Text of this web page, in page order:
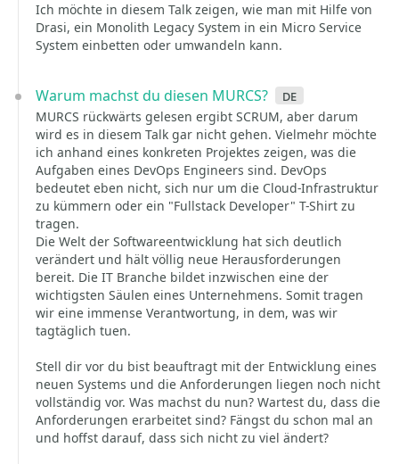
Ich möchte in diesem Talk zeigen, wie man mit Hilfe von
Drasi, ein Monolith Legacy System in ein Micro Service
System einbetten oder umwandeln kann.
Warum machst du diesen MURCS? de
MURCS rückwärts gelesen ergibt SCRUM, aber darum
wird es in diesem Talk gar nicht gehen. Vielmehr möchte
ich anhand eines konkreten Projektes zeigen, was die
Aufgaben eines DevOps Engineers sind. DevOps
bedeutet eben nicht, sich nur um die Cloud-Infrastruktur
zu kümmern oder ein "Fullstack Developer" T-Shirt zu
tragen.
Die Welt der Softwareentwicklung hat sich deutlich
verändert und hält völlig neue Herausforderungen
bereit. Die IT Branche bildet inzwischen eine der
wichtigsten Säulen eines Unternehmens. Somit tragen
wir eine immense Verantwortung, in dem, was wir
tagtäglich tuen.
Stell dir vor du bist beauftragt mit der Entwicklung eines
neuen Systems und die Anforderungen liegen noch nicht
vollständig vor. Was machst du nun? Wartest du, dass die
Anforderungen erarbeitet sind? Fängst du schon mal an
und hoffst darauf, dass sich nicht zu viel ändert?